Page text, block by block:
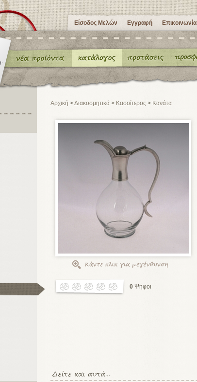
Είσοδος Μελών Εγγραφή Επικοινωνία
Αρχική >Διακοσμητικά > Κασσίτερος > Κανάτα
0 Ψήφοι